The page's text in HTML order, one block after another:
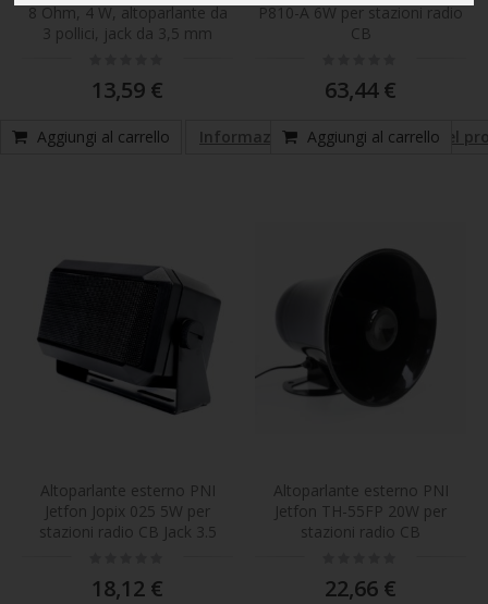
8 Ohm, 4 W, altoparlante da
3 pollici, jack da 3,5 mm
13,59 €
Aggiungi al carrello Informazioni sulla conformità del
P810-A 6W per stazioni radio
CB
63,44 €
Aggiungi al carrello
Altoparlante esterno PNI
Jetfon Jopix 025 5W per
stazioni radio CB Jack 3.5
18,12 €
Altoparlante esterno PNI
Jetfon TH-55FP 20W per
stazioni radio CB
22,66 €